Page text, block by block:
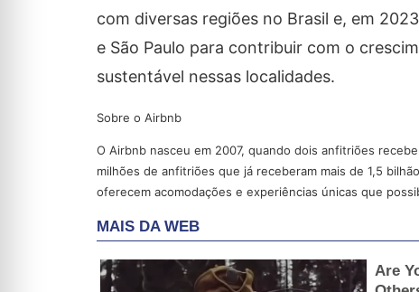
com diversas regiões no Brasil e, em
e São Paulo para contribuir com o
sustentável nessas localidades.
Sobre o Airbnb
O Airbnb nasceu em 2007, quando dois anfitriões
milhões de anfitriões que já receberam mais de 1,5
oferecem acomodações e experiências únicas que